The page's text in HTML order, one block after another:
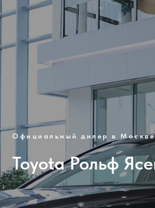
Официальный дилер в Москве
Toyota Рольф